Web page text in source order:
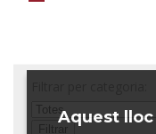
Aquest